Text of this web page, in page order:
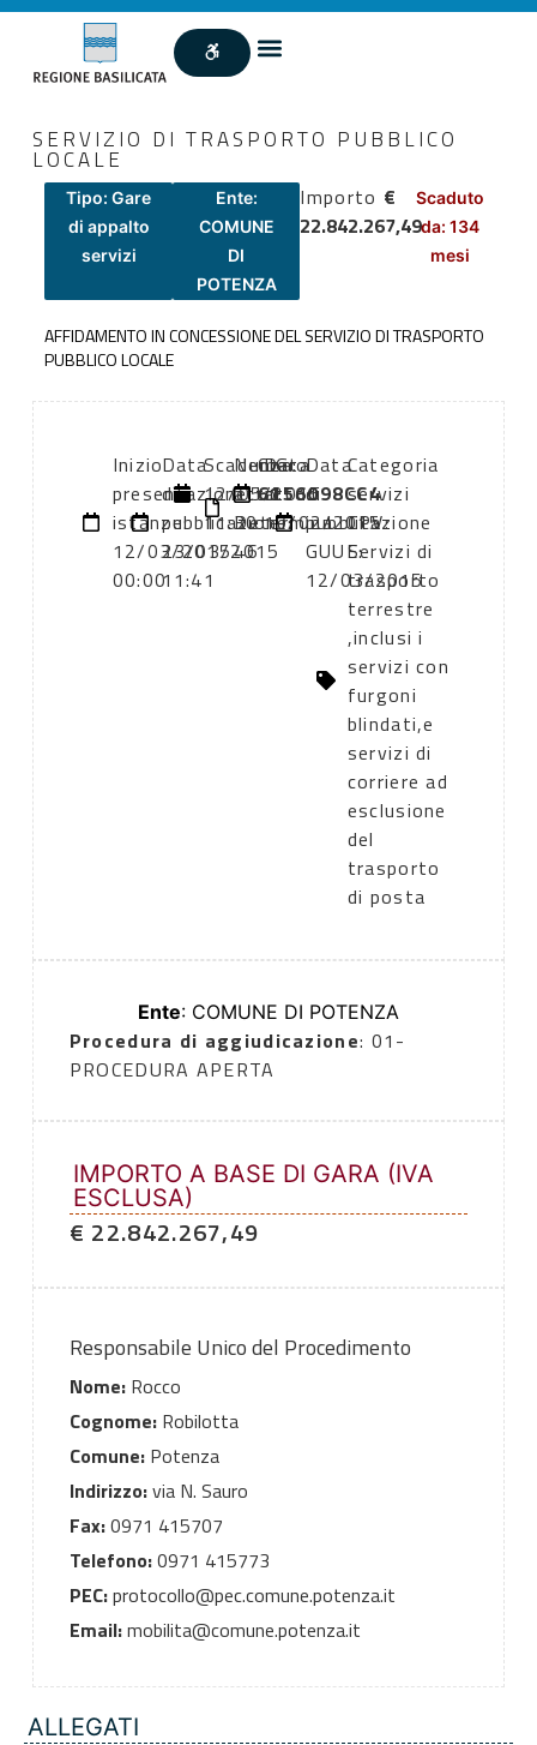
SERVIZIO DI TRASPORTO PUBBLICO
LOCALE
Tipo: Gare
di appalto
servizi
Ente:
COMUNE
DI
POTENZA
Importo €
22.842.267,49
Scaduto
da: 134
mesi
AFFIDAMENTO IN CONCESSIONE DEL SERVIZIO DI TRASPORTO
PUBBLICO LOCALE
Inizio
presentazione
istanze:
12/03/2015
00:00
Data
di
pubblicazione:
23/03/2015
11:41
Scadenza:
12/05/2015
11:30
Numero
atto:
Determina
46
Data
atto:
19/02/2015
CIG:
6156098CC4
Data
di
pubblicazione
GUUE:
12/03/2015
Categoria
servizi
CPV:
Servizi di
trasporto
terrestre
,inclusi i
servizi con
furgoni
blindati,e
servizi di
corriere ad
esclusione
del
trasporto
di posta
Ente: COMUNE DI POTENZA
Procedura di aggiudicazione: 01-
PROCEDURA APERTA
IMPORTO A BASE DI GARA (IVA
ESCLUSA)
€ 22.842.267,49
Responsabile Unico del Procedimento
Nome:Rocco
Cognome:Robilotta
Comune:Potenza
Indirizzo:via N. Sauro
Fax:0971 415707
Telefono:0971 415773
PEC:protocollo@pec.comune.potenza.it
Email:mobilita@comune.potenza.it
ALLEGATI